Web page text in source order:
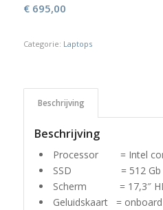
€695,00
Categorie: Laptops
Beschrijving
Beschrijving
Processor = Intel
SSD = 512 Gb
Scherm = 17,3″ HD
Geluidskaart = onboard